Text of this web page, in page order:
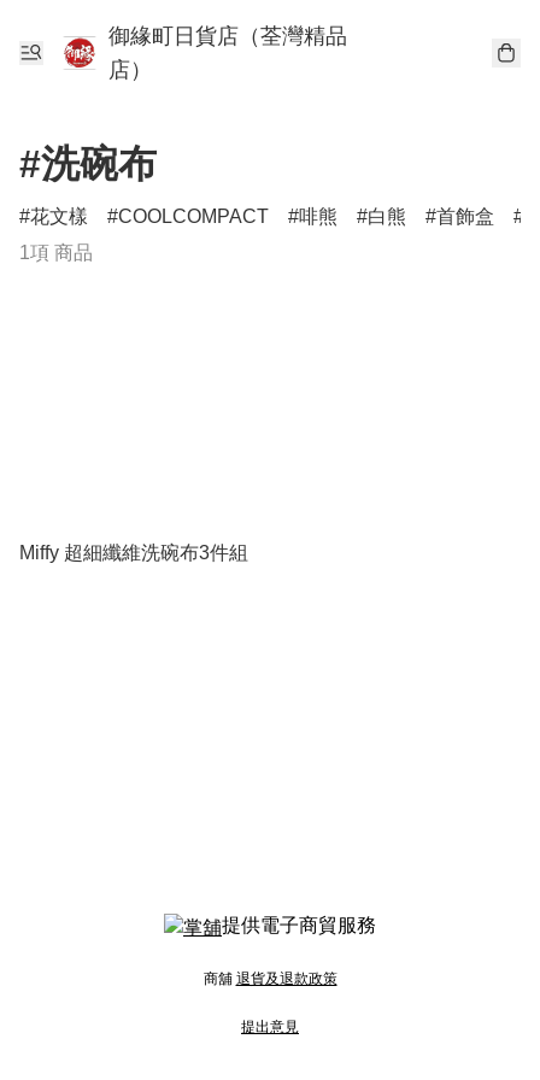
御緣町日貨店（荃灣精品
店）
#洗碗布
花文樣 COOLCOMPACT 啡熊 白熊 首飾盒
1項 商品
Miffy 超細纖維洗碗布3件組
提供電子商貿服務
商舖 退貨及退款政策
提出意見